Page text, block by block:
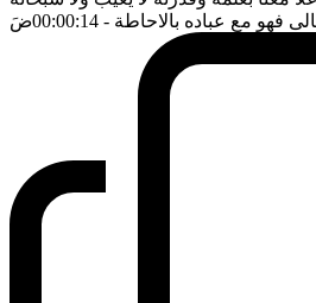
فهو مع عباده بالاحاطة - 00:00:14 ضَ